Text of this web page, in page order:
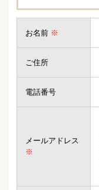
お名前 ※
ご住所
電話番号
メールアドレス
※